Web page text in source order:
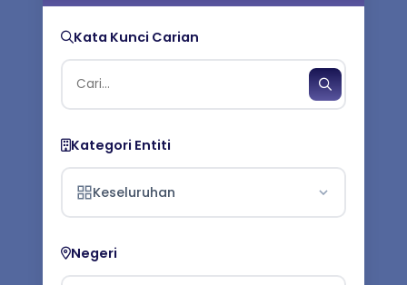
Kata Kunci Carian
Kategori Entiti
Keseluruhan
Negeri